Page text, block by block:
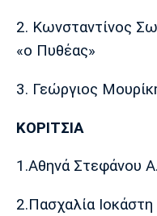
2. Κωνσταντίνος
«ο Πυθέας»
3. Γεώργιος
ΚΟΡΙΤΣΙΑ
1.Αθηνά Στεφάνου
2.Πασχαλία